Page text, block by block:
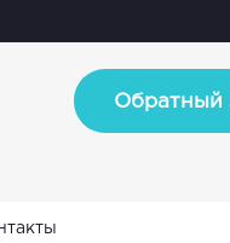
Обратный